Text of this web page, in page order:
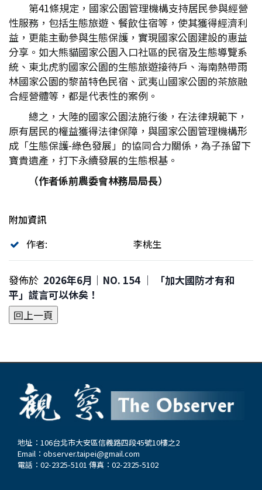
第41條規定，國家公園管理機構支持居民參與經營
性服務，包括生態旅遊、餐飲住宿等，使其獲得經濟利
益，更能主動參與生態保護，實現國家公園建設的惠益
分享。如大熊貓國家公園入口社區的民宿及生態導覽系
統、東北虎豹國家公園的生態旅遊接待戶、海南熱帶雨
林國家公園的黎苗特色民宿、武夷山國家公園的茶旅融
合經營體等，都是代表性的案例。
總之，大陸的國家公園法施行後，在法律規範下，
原有居民的權益獲得法律保障，與國家公園管理機構形
成「生態保護-綠色發展」的協同合力關係，為子孫留下
寶貴遺產，打下永續發展的生態根基。
（作者係前農委會林務局局長）
附加資訊
作者:
李桃生
發佈於 2026年6月｜NO. 154 │ 「加大國防才有和
平」謊言可以休矣！
地址：106台北市大安區信義路四段45號10樓之2
Email： observer.taipei@gmail.com
電話：02-2325-5101 傳真：02-2325-5102